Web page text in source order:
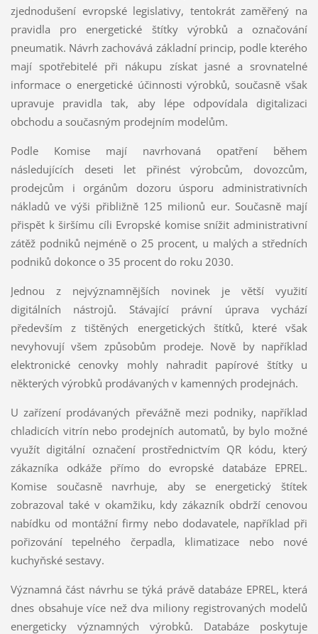
zjednodušení evropské legislativy, tentokrát zaměřený na
pravidla pro energetické štítky výrobků a označování
pneumatik. Návrh zachovává základní princip, podle kterého
mají spotřebitelé při nákupu získat jasné a srovnatelné
informace o energetické účinnosti výrobků, současně však
upravuje pravidla tak, aby lépe odpovídala digitalizaci
obchodu a současným prodejním modelům.
Podle Komise mají navrhovaná opatření během
následujících deseti let přinést výrobcům, dovozcům,
prodejcům i orgánům dozoru úsporu administrativních
nákladů ve výši přibližně 125 milionů eur. Současně mají
přispět k širšímu cíli Evropské komise snížit administrativní
zátěž podniků nejméně o 25 procent, u malých a středních
podniků dokonce o 35 procent do roku 2030.
Jednou z nejvýznamnějších novinek je větší využití
digitálních nástrojů. Stávající právní úprava vychází
především z tištěných energetických štítků, které však
nevyhovují všem způsobům prodeje. Nově by například
elektronické cenovky mohly nahradit papírové štítky u
některých výrobků prodávaných v kamenných prodejnách.
U zařízení prodávaných převážně mezi podniky, například
chladicích vitrín nebo prodejních automatů, by bylo možné
využít digitální označení prostřednictvím QR kódu, který
zákazníka odkáže přímo do evropské databáze EPREL.
Komise současně navrhuje, aby se energetický štítek
zobrazoval také v okamžiku, kdy zákazník obdrží cenovou
nabídku od montážní firmy nebo dodavatele, například při
pořizování tepelného čerpadla, klimatizace nebo nové
kuchyňské sestavy.
Významná část návrhu se týká právě databáze EPREL, která
dnes obsahuje více než dva miliony registrovaných modelů
energeticky významných výrobků. Databáze poskytuje